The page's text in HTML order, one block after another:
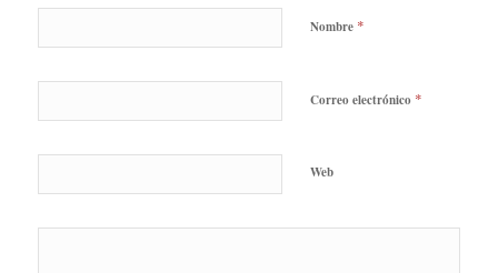
Nombre *
Correo electrónico *
Web